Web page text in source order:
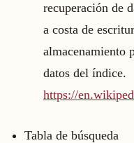
recuperación de
a costa de
almacenamiento
datos del índice.
https://
Tabla de búsqueda